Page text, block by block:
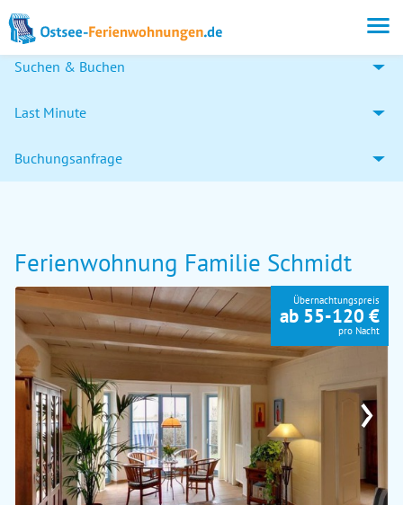
Suchen & Buchen
Last Minute
Buchungsanfrage
Ferienwohnung Familie Schmidt
›
Übernachtungspreis
ab 55-120 €
pro Nacht